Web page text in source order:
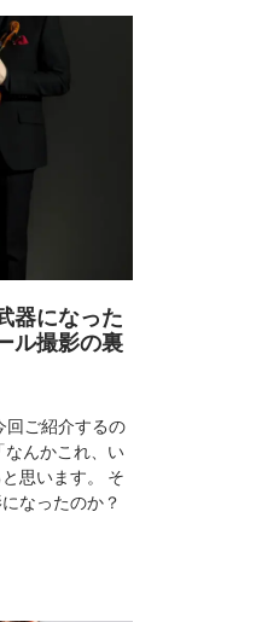
器になった
ル撮影の裏
回ご紹介するの
なんかこれ、い
思います。 そ
なったのか？